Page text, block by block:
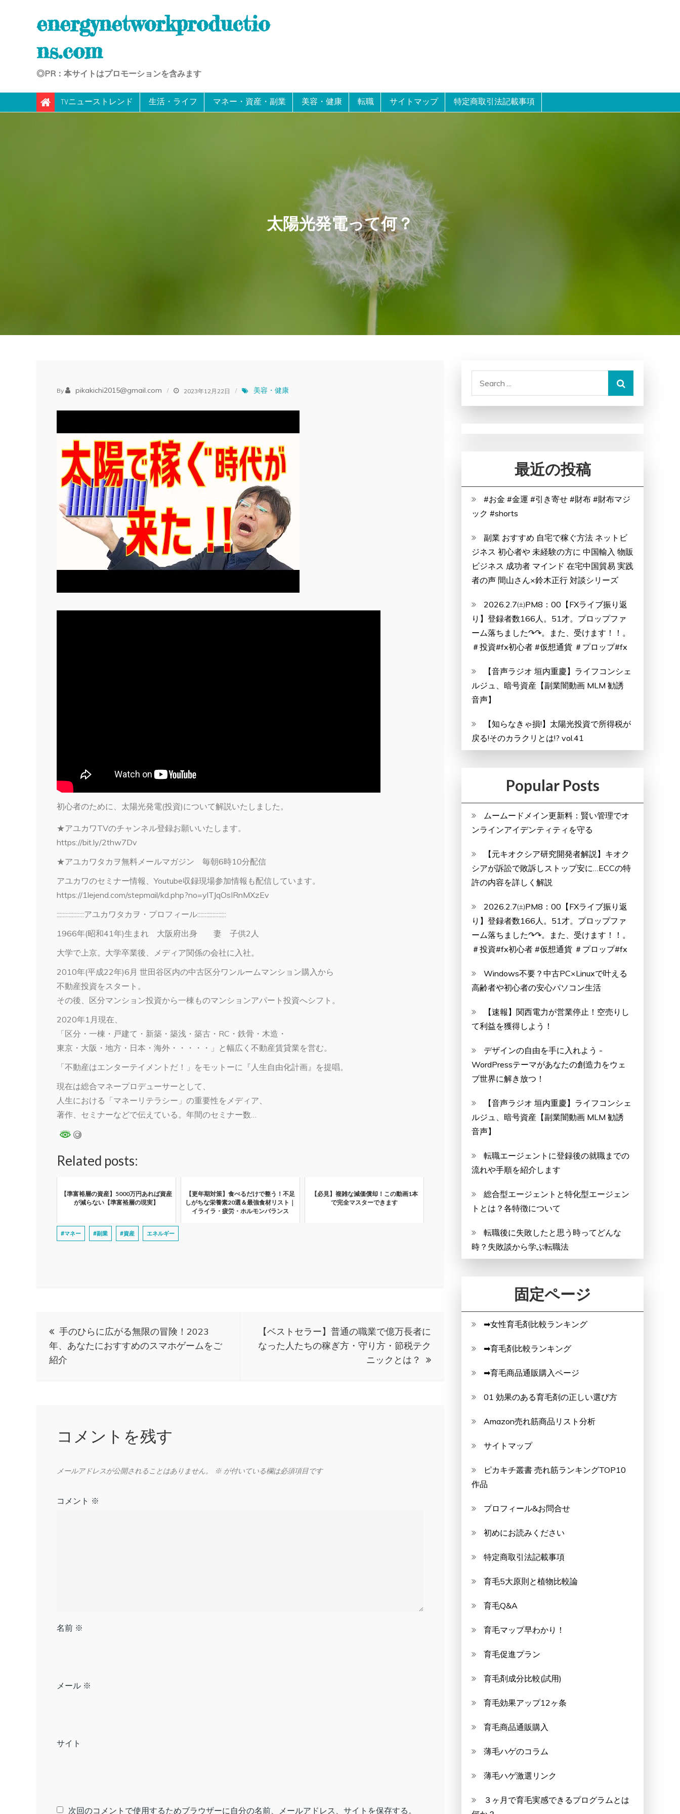
energynetworkproductio
ns.com
◎PR：本サイトはプロモーションを含みます
TVニューストレンド 生活・ライフ マネー・資産・副業 美容・健康 転職 サイトマップ 特定商取引法記載事項
太陽光発電って何？
By pikakichi2015@gmail.com 2023年12月22日 美容・健康
初心者のために、太陽光発電(投資)について解説いたしました。
★アユカワTVのチャンネル登録お願いいたします。
https://bit.ly/2thw7Dv
★アユカワタカヲ無料メールマガジン 毎朝6時10分配信
アユカワのセミナー情報、Youtube収録現場参加情報も配信しています。
https://1lejend.com/stepmail/kd.php?no=ylTJqOsIRnMXzEv
::::::::::::::::::アユカワタカヲ・プロフィール:::::::::::::::::::
1966年(昭和41年)生まれ 大阪府出身 妻 子供2人
大学で上京。大学卒業後、メディア関係の会社に入社。
2010年(平成22年)6月 世田谷区内の中古区分ワンルームマンション購入から
不動産投資をスタート。
その後、区分マンション投資から一棟ものマンションアパート投資へシフト。
2020年1月現在、
「区分・一棟・戸建て・新築・築浅・築古・RC・鉄骨・木造・
東京・大阪・地方・日本・海外・・・・・」と幅広く不動産賃貸業を営む。
「不動産はエンターテイメントだ！」をモットーに『人生自由化計画』を提唱。
現在は総合マネープロデューサーとして、
人生における「マネーリテラシー」の重要性をメディア、
著作、セミナーなどで伝えている。年間のセミナー数…
Related posts:
【準富裕層の資産】5000万円あれば資産
が減らない【準富裕層の現実】
【更年期対策】食べるだけで整う！不足
しがちな栄養素20選＆最強食材リスト｜
イライラ・疲労・ホルモンバランス
【必見】複雑な減価償却！この動画1本
で完全マスターできます
#マネー #副業 #資産 エネルギー
投
稿
手のひらに広がる無限の冒険！2023
年、あなたにおすすめのスマホゲームをご
紹介
【ベストセラー】普通の職業で億万長者に
なった人たちの稼ぎ方・守り方・節税テク
ニックとは？
コメントを残す
メールアドレスが公開されることはありません。 ※ が付いている欄は必須項目です
コメント ※
名前 ※
メール ※
サイト
次回のコメントで使用するためブラウザーに自分の名前、メールアドレス、サイトを保存する。
最近の投稿
#お金 #金運 #引き寄せ #財布 #財布マジ
ック #shorts
副業 おすすめ 自宅で稼ぐ方法 ネットビ
ジネス 初心者や 未経験の方に 中国輸入 物販
ビジネス 成功者 マインド 在宅中国貿易 実践
者の声 間山さん×鈴木正行 対談シリーズ
2026.2.7㈯PM8：00【FXライブ振り返
り】登録者数166人。51才。プロップファ
ーム落ちました↷↷。また、受けます！！。
＃投資#fx初心者 #仮想通貨 ＃プロップ#fx
【音声ラジオ 垣内重慶】ライフコンシェ
ルジュ、暗号資産【副業闇動画 MLM 勧誘
音声】
【知らなきゃ損!】太陽光投資で所得税が
戻る!そのカラクリとは!? vol.41
Popular Posts
ムームードメイン更新料：賢い管理でオ
ンラインアイデンティティを守る
【元キオクシア研究開発者解説】キオク
シアが訴訟で敗訴しストップ安に…ECCの特
許の内容を詳しく解説
2026.2.7㈯PM8：00【FXライブ振り返
り】登録者数166人。51才。プロップファ
ーム落ちました↷↷。また、受けます！！。
＃投資#fx初心者 #仮想通貨 ＃プロップ#fx
Windows不要？中古PC×Linuxで叶える
高齢者や初心者の安心パソコン生活
【速報】関西電力が営業停止！空売りし
て利益を獲得しよう！
デザインの自由を手に入れよう -
WordPressテーマがあなたの創造力をウェ
ブ世界に解き放つ！
【音声ラジオ 垣内重慶】ライフコンシェ
ルジュ、暗号資産【副業闇動画 MLM 勧誘
音声】
転職エージェントに登録後の就職までの
流れや手順を紹介します
総合型エージェントと特化型エージェン
トとは？各特徴について
転職後に失敗したと思う時ってどんな
時？失敗談から学ぶ転職法
固定ページ
➡女性育毛剤比較ランキング
➡育毛剤比較ランキング
➡育毛商品通販購入ページ
01 効果のある育毛剤の正しい選び方
Amazon売れ筋商品リスト分析
サイトマップ
ピカキチ叢書 売れ筋ランキングTOP10
作品
プロフィール&お問合せ
初めにお読みください
特定商取引法記載事項
育毛5大原則と植物比較論
育毛Q&A
育毛マップ早わかり！
育毛促進プラン
育毛剤成分比較(試用)
育毛効果アップ12ヶ条
育毛商品通販購入
薄毛ハゲのコラム
薄毛ハゲ激選リンク
３ヶ月で育毛実感できるプログラムとは